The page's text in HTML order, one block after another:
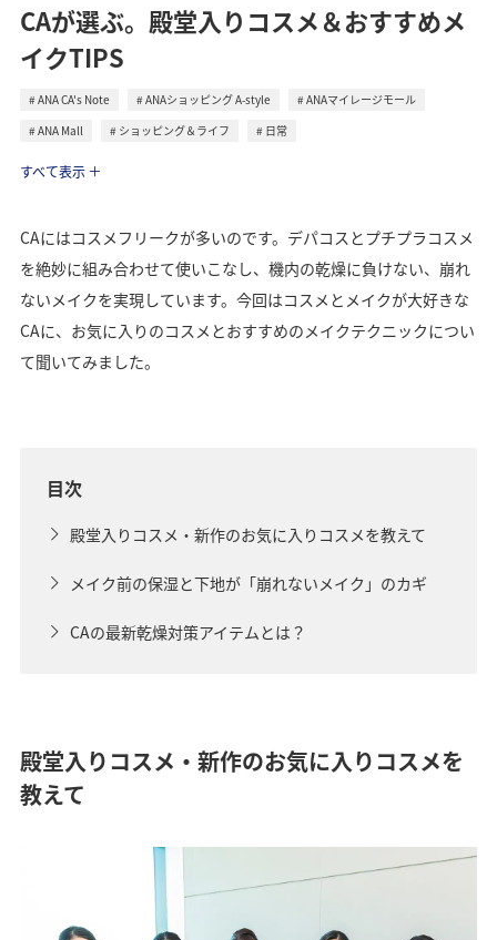
CAが選ぶ。殿堂入りコスメ＆おすすめメ
イクTIPS
ANA CA's Note ANAショッピング A-style
ANAマイレージモール
ANA Mall
ショッピング＆ライフ
日常
すべて表示
CAにはコスメフリークが多いのです。デパコスとプチプラコスメ
を絶妙に組み合わせて使いこなし、機内の乾燥に負けない、崩れ
ないメイクを実現しています。今回はコスメとメイクが大好きな
CAに、お気に入りのコスメとおすすめのメイクテクニックについ
て聞いてみました。
目次
殿堂入りコスメ・新作のお気に入りコスメを教えて
メイク前の保湿と下地が「崩れないメイク」のカギ
CAの最新乾燥対策アイテムとは？
殿堂入りコスメ・新作のお気に入りコスメを
教えて